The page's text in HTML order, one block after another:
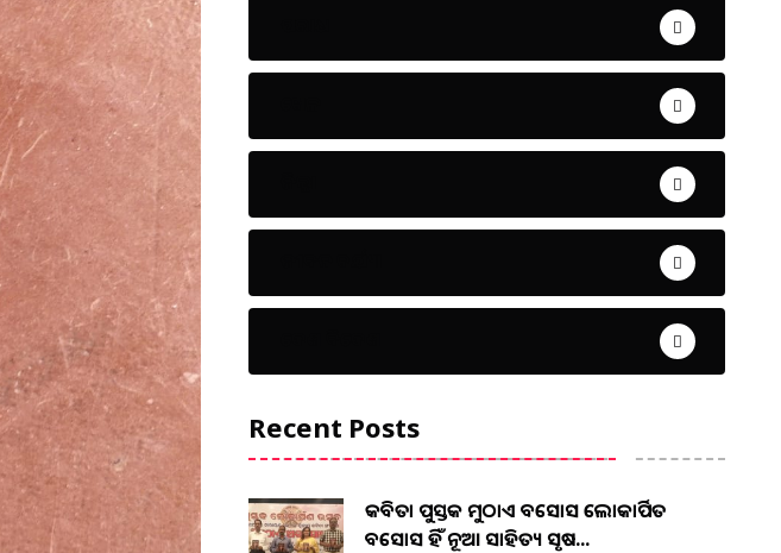
Recent Posts
କବିତା ପୁସ୍ତକ ମୁଠାଏ ଅବସୋସ ଲୋକାର୍ପିତ
ଅବସୋସ ହିଁ ନୂଆ ସାହିତ୍ୟ ସୃଷ...